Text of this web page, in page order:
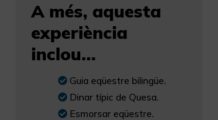
A més, aquesta
experiència
inclou...
Guia eqüestre bilingüe.
Dinar típic de Quesa.
Esmorsar eqüestre.